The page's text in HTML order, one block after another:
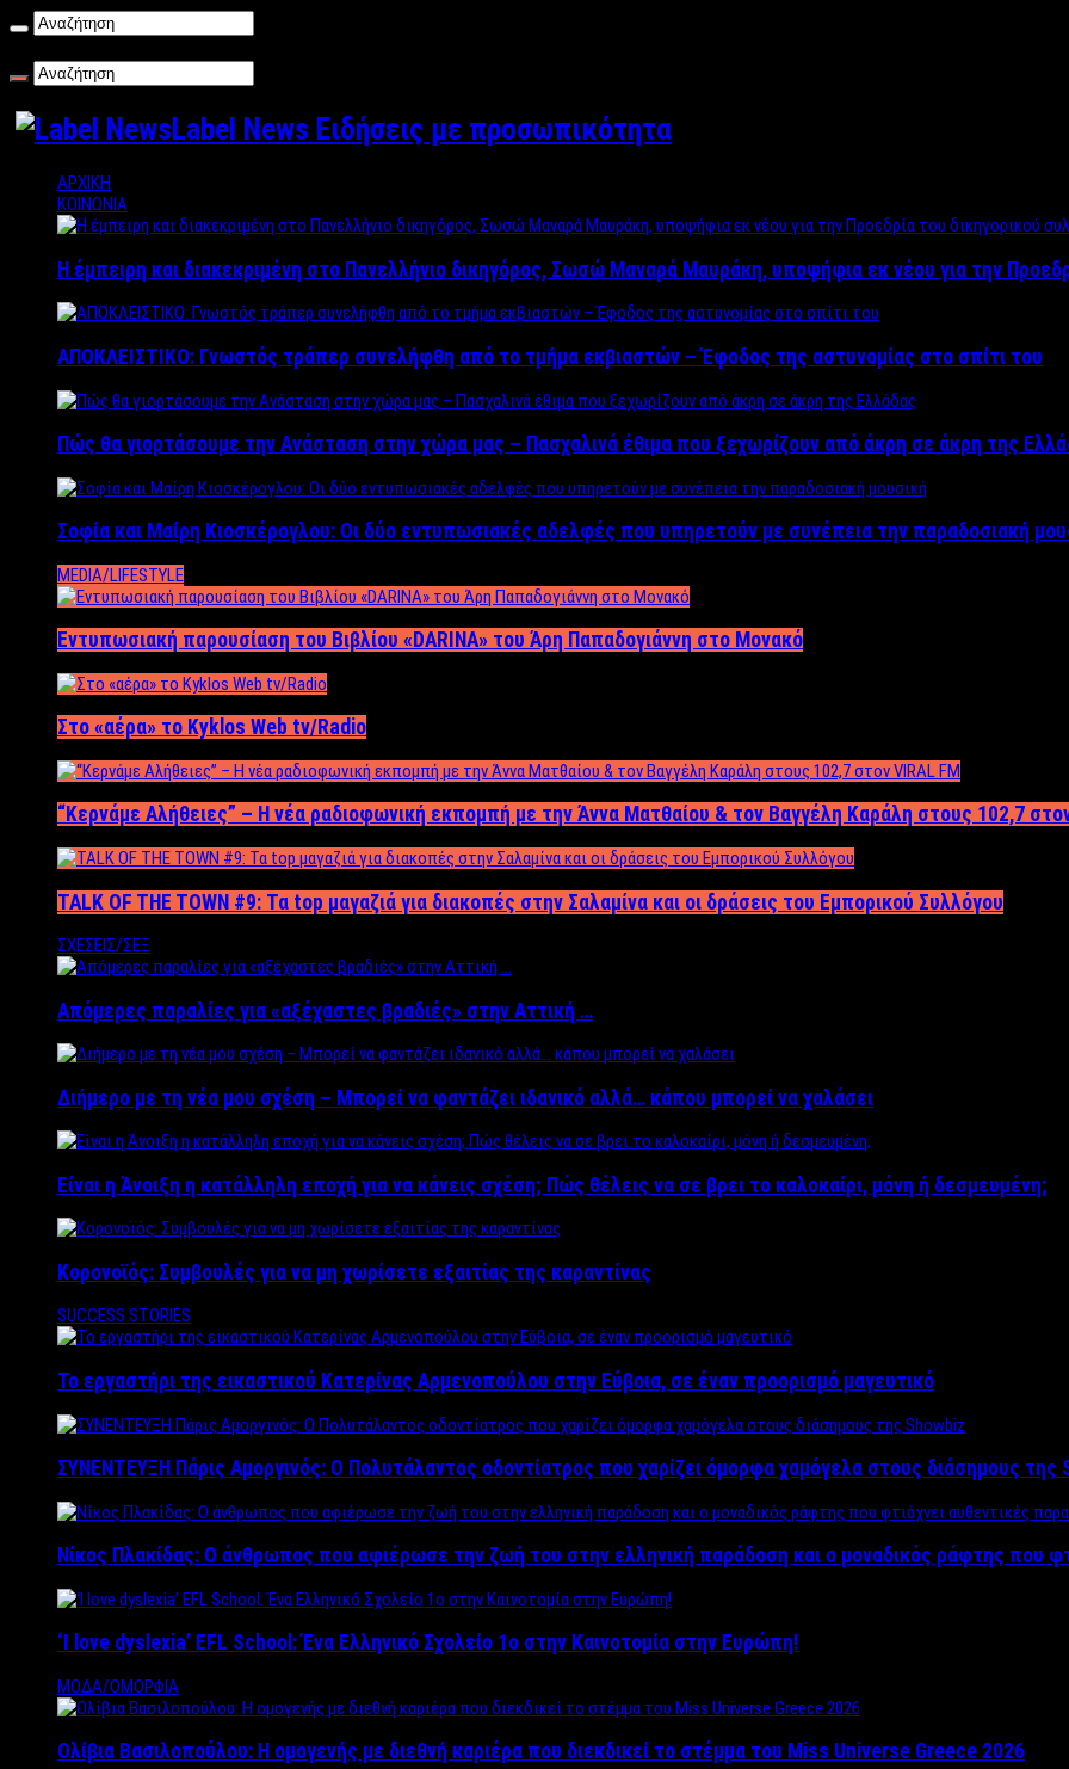
Label News Ειδήσεις με προσωπικότητα
ΑΡΧΙΚΗ
ΚΟΙΝΩΝΙΑ
Η έμπειρη και διακεκριμένη στο Πανελλήνιο δικηγόρος, Σωσώ Μαναρά Μαυράκη, υποψήφια εκ νέου για την
ΑΠΟΚΛΕΙΣΤΙΚΟ: Γνωστός τράπερ συνελήφθη από το τμήμα εκβιαστών – Έφοδος της αστυνομίας στο σπίτι του
Πώς θα γιορτάσουμε την Ανάσταση στην χώρα μας – Πασχαλινά έθιμα που ξεχωρίζουν από άκρη σε άκρη της
Σοφία και Μαίρη Κιοσκέρογλου: Οι δύο εντυπωσιακές αδελφές που υπηρετούν με συνέπεια την παραδοσιακή
MEDIA/LIFESTYLE
Εντυπωσιακή παρουσίαση του Βιβλίου «DARINA» του Άρη Παπαδογιάννη στο Μονακό
Στο «αέρα» το Kyklos Web tv/Radio
“Kερνάμε Αλήθειες” – Η νέα ραδιοφωνική εκπομπή με την Άννα Ματθαίου & τον Βαγγέλη Καράλη στους 102,7
TALK OF THE TOWN #9: Τα top μαγαζιά για διακοπές στην Σαλαμίνα και οι δράσεις του Εμπορικού Συλλόγου
ΣΧΕΣΕΙΣ/ΣΕΞ
Απόμερες παραλίες για «αξέχαστες βραδιές» στην Αττική …
Διήμερο με τη νέα μου σχέση – Μπορεί να φαντάζει ιδανικό αλλά… κάπου μπορεί να χαλάσει
Είναι η Άνοιξη η κατάλληλη εποχή για να κάνεις σχέση; Πώς θέλεις να σε βρει το καλοκαίρι, μόνη ή δεσμευμένη;
Κορονοϊός: Συμβουλές για να μη χωρίσετε εξαιτίας της καραντίνας
SUCCESS STORIES
Το εργαστήρι της εικαστικού Κατερίνας Αρμενοπούλου στην Εύβοια, σε έναν προορισμό μαγευτικό
ΣΥΝΕΝΤΕΥΞΗ Πάρις Αμοργινός: O Πολυτάλαντος οδοντίατρος που χαρίζει όμορφα χαμόγελα στους διάσημους της
Νίκος Πλακίδας: O άνθρωπος που αφιέρωσε την ζωή του στην ελληνική παράδοση και ο μοναδικός ράφτης που
‘Ι love dyslexia’ EFL School: Ένα Ελληνικό Σχολείo 1ο στην Καινοτομία στην Ευρώπη!
ΜΟΔΑ/ΟΜΟΡΦΙΑ
Ολίβια Βασιλοπούλου: Η ομογενής με διεθνή καριέρα που διεκδικεί το στέμμα του Miss Universe Greece 2026